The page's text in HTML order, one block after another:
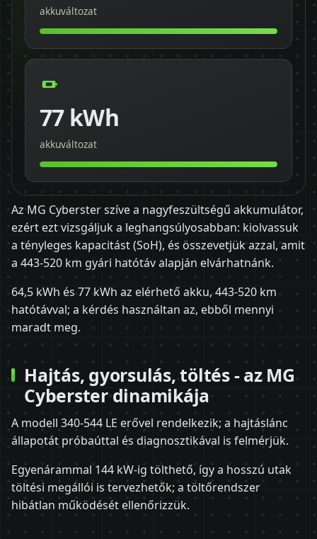
akkuváltozat
77 kWh
akkuváltozat
Az MG Cyberster szíve a nagyfeszültségű akkumulátor,
ezért ezt vizsgáljuk a leghangsúlyosabban: kiolvassuk
a tényleges kapacitást (SoH), és összevetjük azzal, amit
a 443-520 km gyári hatótáv alapján elvárhatnánk.
64,5 kWh és 77 kWh az elérhető akku, 443-520 km
hatótávval; a kérdés használtan az, ebből mennyi
maradt meg.
Hajtás, gyorsulás, töltés - az MG
Cyberster dinamikája
A modell 340-544 LE erővel rendelkezik; a hajtáslánc
állapotát próbaúttal és diagnosztikával is felmérjük.
Egyenárammal 144 kW-ig tölthető, így a hosszú utak
töltési megállói is tervezhetők; a töltőrendszer
hibátlan működését ellenőrizzük.